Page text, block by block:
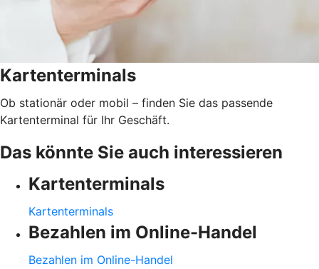
Kartenterminals
Ob stationär oder mobil – finden Sie das passende
Kartenterminal für Ihr Geschäft.
Das könnte Sie auch interessieren
Kartenterminals
Kartenterminals
Bezahlen im Online-Handel
Bezahlen im Online-Handel